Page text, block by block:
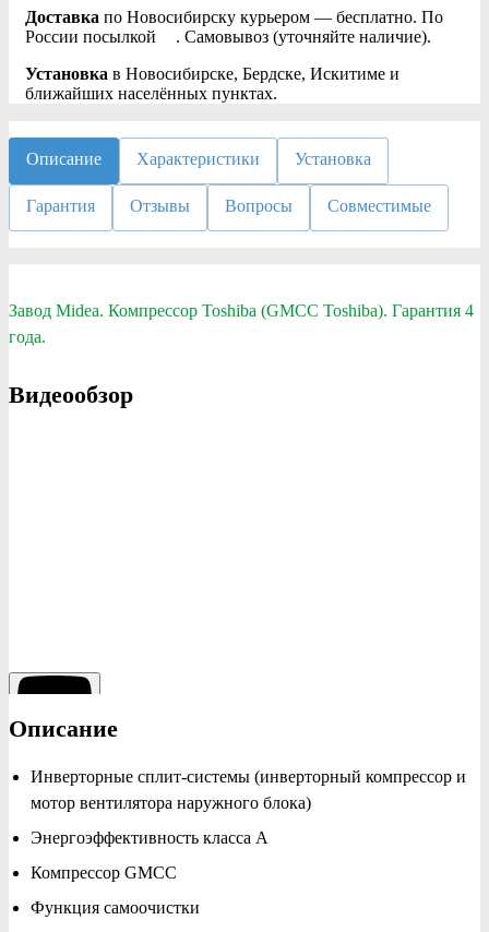
Доставка по Новосибирску курьером — бесплатно. По
России посылкой
. Самовывоз (уточняйте наличие).
Установка в Новосибирске, Бердске, Искитиме и
ближайших населённых пунктах.
Описание Характеристики Установка
Гарантия Отзывы Вопросы Совместимые
Завод Midea. Компрессор Toshiba (GMCC Toshiba). Гарантия 4
года.
Видеообзор
Описание
Инверторные сплит-системы (инверторный компрессор и
мотор вентилятора наружного блока)
Энергоэффективность класса А
Компрессор GMCC
Функция самоочистки